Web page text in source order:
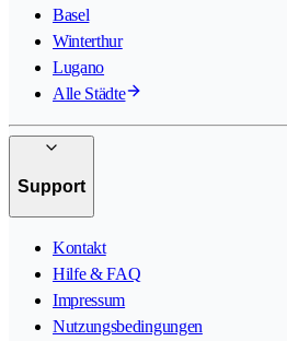
Basel
Winterthur
Lugano
Alle Städte
Support
Kontakt
Hilfe & FAQ
Impressum
Nutzungsbedingungen